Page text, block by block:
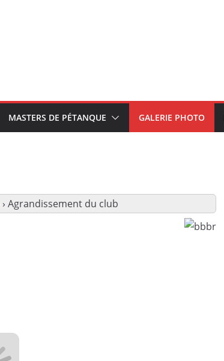
MASTERS DE PÉTANQUE GALERIE PHOTO
› Agrandissement du club